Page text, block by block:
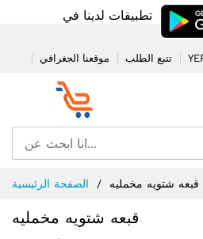
تطبيقات لدينا في
موقعنا الجغرافي تتبع الطلب
إلى
المحتوى
الصفحة الرئيسية قبعه شتويه مخمليه
قبعه شتويه مخمليه